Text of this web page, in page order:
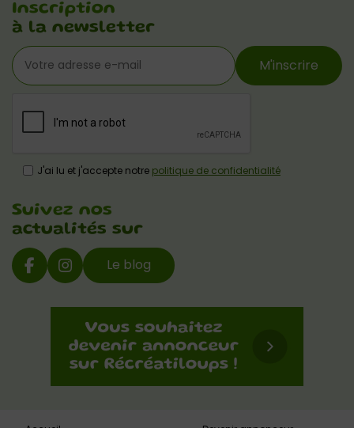
Inscription
à la newsletter
M'inscrire
J'ai lu et j'accepte notre politique de confidentialité
Suivez nos
actualités sur
Le blog